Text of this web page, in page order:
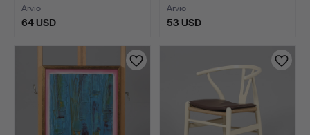
Arvio
64 USD
Arvio
53 USD